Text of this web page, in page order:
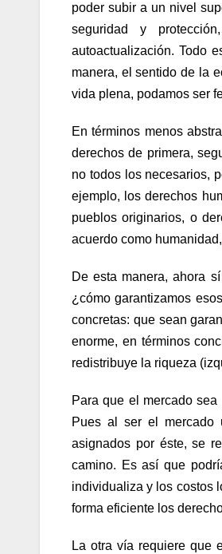
poder subir a un nivel
seguridad y
autoactualización. Todo
manera, el sentido de la
vida plena, podamos ser
En términos menos
derechos de primera,
no todos los necesarios,
ejemplo, los derechos
pueblos originarios, o
acuerdo como
De esta manera, ahora
¿cómo garantizamos
concretas: que sean
enorme, en términos
redistribuye la riqueza
Para que el mercado
Pues al ser el mercado
asignados por éste, se
camino. Es así que
individualiza y los costos
forma eficiente los
La otra vía requiere que